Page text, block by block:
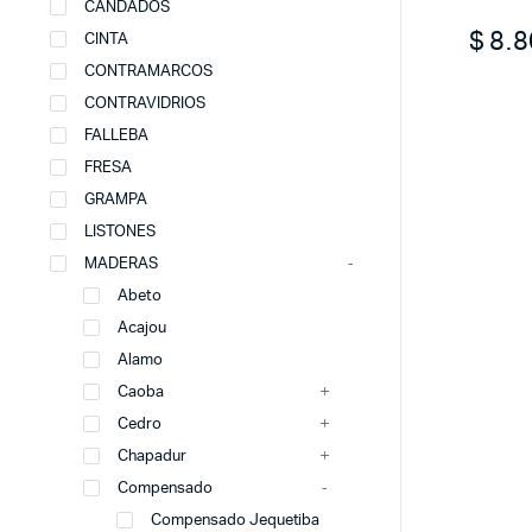
$
CANDADOS
CINTA
CONTRAMARCOS
CONTRAVIDRIOS
FALLEBA
FRESA
GRAMPA
LISTONES
MADERAS
Abeto
Acajou
Alamo
Caoba
Cedro
Chapadur
Compensado
Compensado Jequetiba